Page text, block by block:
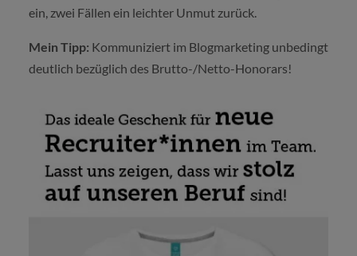
ein, zwei Fällen ein leichter Unmut zurück.
Mein Tipp: Kommuniziert im Blogmarketing unbedingt
deutlich bezüglich des Brutto-/Netto-Honorars!